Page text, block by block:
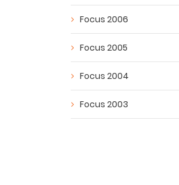
Focus 2006
Focus 2005
Focus 2004
Focus 2003